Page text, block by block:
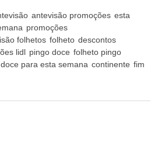
antevisão promoções esta
promoções
folhetos folheto descontos
lidl pingo doce folheto pingo
para esta semana continente fim